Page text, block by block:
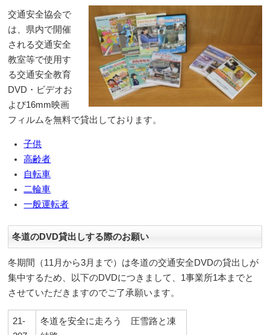
交通安全協会で
は、県内で開催
される交通安全
教室等で使用す
る交通安全教育
DVD・ビデオお
よび16mm映画
フィルムを無料で貸出しております。
子供
高齢者
自転車
二輪車
一般運転者
冬道のDVD貸出しする際のお願い
冬期間（11月から3月まで）は冬道の交通安全DVDの貸出しが
集中するため、以下のDVDにつきまして、1事業所1本までと
させていただきますのでご了承願います。
21-
冬道を安全に走ろう 圧雪路と凍